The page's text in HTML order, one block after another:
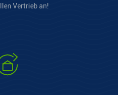
Vertrieb an!